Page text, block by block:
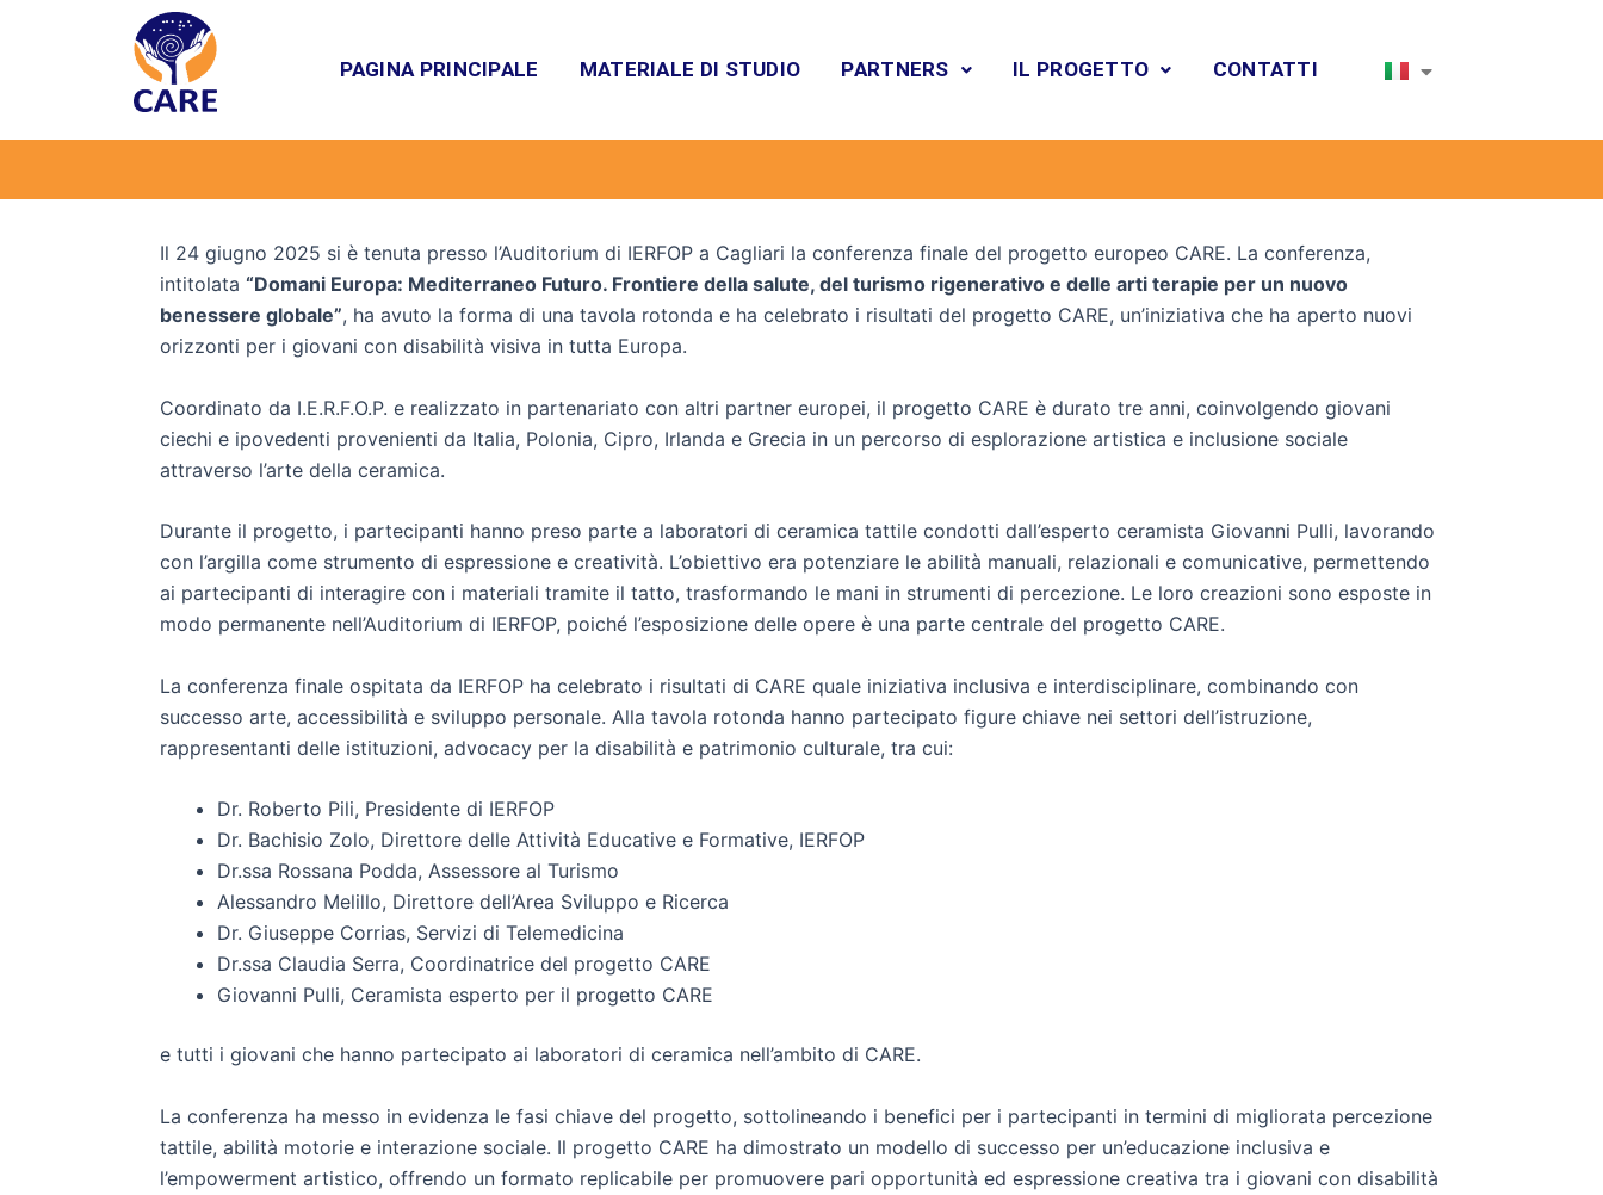
PAGINA PRINCIPALE MATERIALE DI STUDIO PARTNERS IL PROGETTO CONTATTI
CARE Conferenza finale a Cagliari
Il 24 giugno 2025 si è tenuta presso l’Auditorium di IERFOP a Cagliari la conferenza finale del progetto europeo CARE. La conferenza,
intitolata“Domani Europa: Mediterraneo Futuro. Frontiere della salute, del turismo rigenerativo e delle arti terapie per un nuovo
benessere globale”, ha avuto la forma di una tavola rotonda e ha celebrato i risultati del progetto CARE, un’iniziativa che ha aperto nuovi
orizzonti per i giovani con disabilità visiva in tutta Europa.
Coordinato da I.E.R.F.O.P. e realizzato in partenariato con altri partner europei, il progetto CARE è durato tre anni, coinvolgendo giovani
ciechi e ipovedenti provenienti da Italia, Polonia, Cipro, Irlanda e Grecia in un percorso di esplorazione artistica e inclusione sociale
attraverso l’arte della ceramica.
Durante il progetto, i partecipanti hanno preso parte a laboratori di ceramica tattile condotti dall’esperto ceramista Giovanni Pulli, lavorando
con l’argilla come strumento di espressione e creatività. L’obiettivo era potenziare le abilità manuali, relazionali e comunicative, permettendo
ai partecipanti di interagire con i materiali tramite il tatto, trasformando le mani in strumenti di percezione. Le loro creazioni sono esposte in
modo permanente nell’Auditorium di IERFOP, poiché l’esposizione delle opere è una parte centrale del progetto CARE.
La conferenza finale ospitata da IERFOP ha celebrato i risultati di CARE quale iniziativa inclusiva e interdisciplinare, combinando con
successo arte, accessibilità e sviluppo personale. Alla tavola rotonda hanno partecipato figure chiave nei settori dell’istruzione,
rappresentanti delle istituzioni, advocacy per la disabilità e patrimonio culturale, tra cui:
Dr. Roberto Pili, Presidente di IERFOP
Dr. Bachisio Zolo, Direttore delle Attività Educative e Formative, IERFOP
Dr.ssa Rossana Podda, Assessore al Turismo
Alessandro Melillo, Direttore dell’Area Sviluppo e Ricerca
Dr. Giuseppe Corrias, Servizi di Telemedicina
Dr.ssa Claudia Serra, Coordinatrice del progetto CARE
Giovanni Pulli, Ceramista esperto per il progetto CARE
e tutti i giovani che hanno partecipato ai laboratori di ceramica nell’ambito di CARE.
La conferenza ha messo in evidenza le fasi chiave del progetto, sottolineando i benefici per i partecipanti in termini di migliorata percezione
tattile, abilità motorie e interazione sociale. Il progetto CARE ha dimostrato un modello di successo per un’educazione inclusiva e
l’empowerment artistico, offrendo un formato replicabile per promuovere pari opportunità ed espressione creativa tra i giovani con disabilità